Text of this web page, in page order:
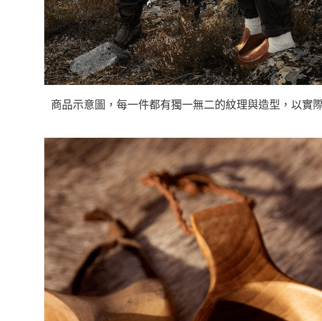
商品示意圖，每一件都有獨一無二的紋理與造型，以實